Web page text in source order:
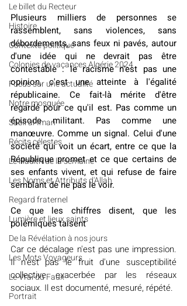
Le billet du Recteur
Histoire
Contexte politique
Colonies de vacances Algérie 2024
​​Focus sur une actualité
Notre mosquée
Sabil al-Iman
Récits célestes
Le Hadith de la semaine
Les Noms et Attributs d'Allah
Regard fraternel
Lumière et lieux saints
De la Révélation à nos jours
Les Mots Voyageurs
Le Vrai du Faux
Portrait
Plusieurs milliers de personnes se
rassemblent, sans violences, sans
débordements, sans feux ni pavés, autour
d'une idée qui ne devrait pas être
contestable : le racisme n'est pas une
opinion, c'est une atteinte à l'égalité
républicaine. Ce fait-là mérite d'être
regardé pour ce qu'il est. Pas comme un
épisode militant. Pas comme une
manœuvre. Comme un signal. Celui d'une
société qui voit un écart, entre ce que la
République promet et ce que certains de
ses enfants vivent, et qui refuse de faire
semblant de ne pas le voir.
Ce que les chiffres disent, que les
polémiques taisent
Car ce décalage n'est pas une impression.
Il n'est pas le fruit d'une susceptibilité
collective exacerbée par les réseaux
sociaux. Il est documenté, mesuré, répété.